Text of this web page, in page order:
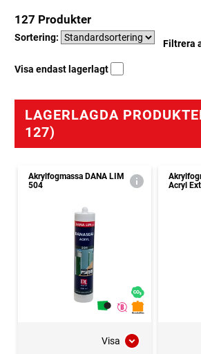
127 Produkter
Sortering:
Filtrera
Visa endast lagerlagt
LAGERLAGDA
127)
Akrylfogmassa DANA LIM
504
Visa
Acryl